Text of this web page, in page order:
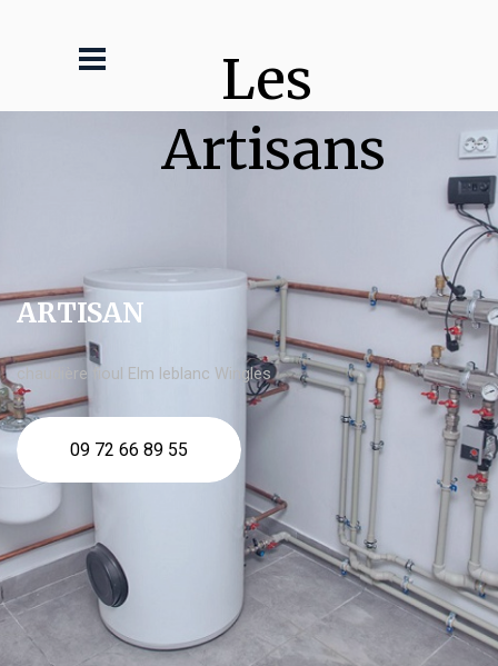
Les
Artisans
ARTISAN
chaudière fioul Elm leblanc Wingles
09 72 66 89 55